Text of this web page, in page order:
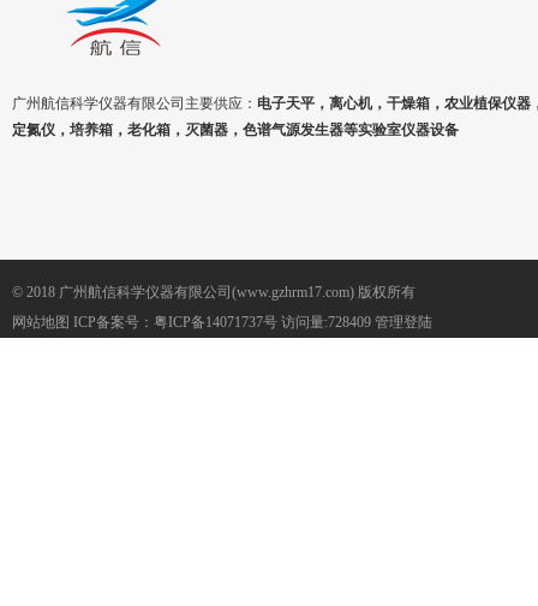
广州航信科学仪器有限公司主要供应： 电子天平，离心机，干燥箱，农业植保仪器
定氮仪，培养箱，老化箱，灭菌器，色谱气源发生器等实验室仪器设备
© 2018 广州航信科学仪器有限公司(www.gzhrm17.com) 版权所有
网站地图 ICP备案号： 粤ICP备14071737号 访问量:728409 管理登陆